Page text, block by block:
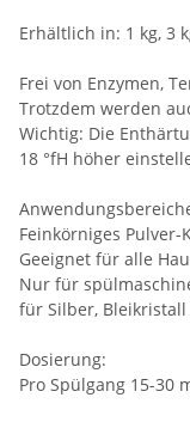
Erhältlich in: 1 kg, 3
Frei von Enzymen,
Trotzdem werden
Wichtig: Die
18 °fH höher
Feinkörniges Pulver-
Geeignet für alle
Nur für
für Silber,
Dosierung:
Pro Spülgang 15-30